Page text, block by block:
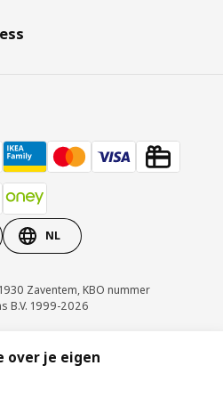
NL
Zaventem, KBO nummer
B.V. 1999-2026
over je eigen